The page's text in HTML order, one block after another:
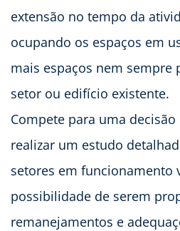
extensão no tempo da
ocupando os espaços em
mais espaços nem sempre
setor ou edifício existente.
Compete para uma
realizar um estudo
setores em funcionamento
possibilidade de serem
remanejamentos e